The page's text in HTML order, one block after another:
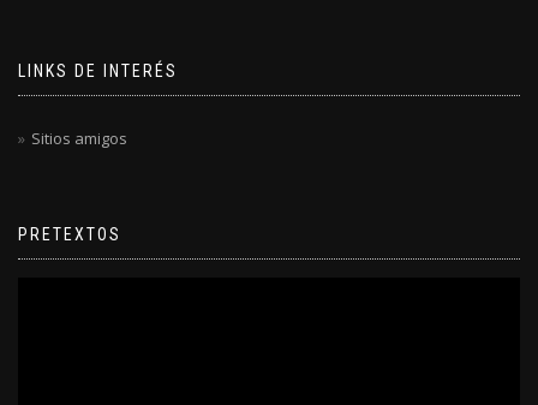
LINKS DE INTERÉS
Sitios amigos
PRETEXTOS